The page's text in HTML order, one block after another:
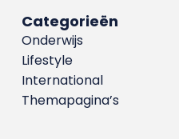
Categorieën
Onderwijs
Lifestyle
International
Themapagina’s